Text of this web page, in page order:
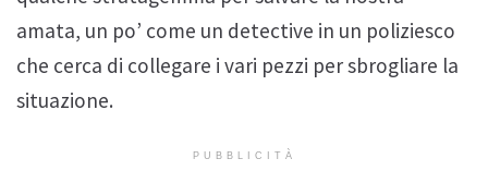
amata, un po’ come un detective in un poliziesco
che cerca di collegare i vari pezzi per sbrogliare la
situazione.
PUBBLICITÀ